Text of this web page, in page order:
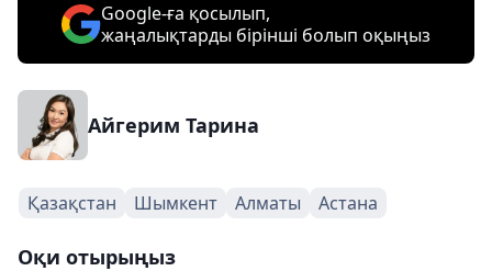
Google-ға қосылып,
жаңалықтарды бірінші болып оқыңыз
Айгерим Тарина
Қазақстан Шымкент Алматы Астана
Оқи отырыңыз